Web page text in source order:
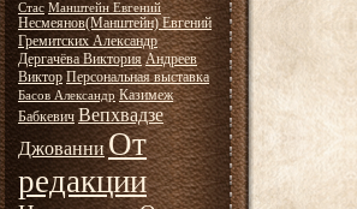
Стас Манштейн Евгений
Несмеянов(Манштейн) Евгений
Гремитских Александр
Дергачёва Виктория Андреев
Виктор Персональная выставка
Басов Александр Казимеж
Бабкевич Вепхвадзе
Джованни От
редакции